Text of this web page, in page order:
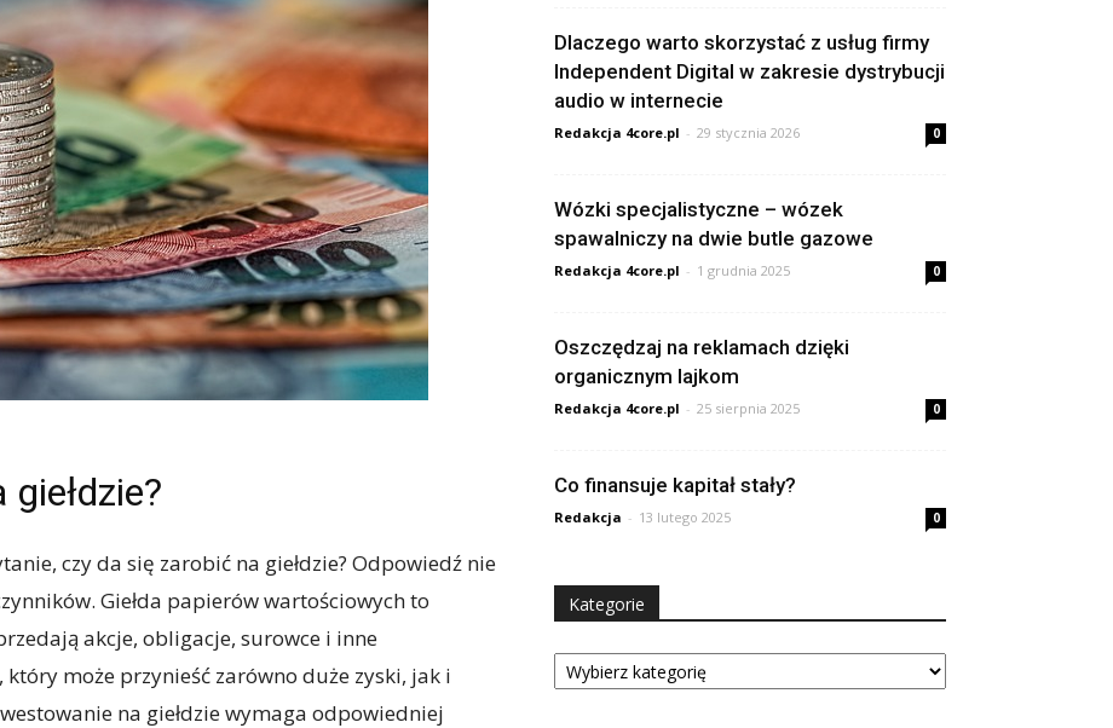
czy da się zarobić na giełdzie? Odpowiedź nie
Giełda papierów wartościowych to
akcje, obligacje, surowce i inne
może przynieść zarówno duże zyski, jak i
na giełdzie wymaga odpowiedniej
Dlaczego warto skorzystać z usług firmy
Independent Digital w zakresie dystrybucji
audio w internecie
Redakcja 4core.pl - 29 stycznia 2026 0
Wózki specjalistyczne – wózek
spawalniczy na dwie butle gazowe
Redakcja 4core.pl - 1 grudnia 2025 0
Oszczędzaj na reklamach dzięki
organicznym lajkom
Redakcja 4core.pl - 25 sierpnia 2025 0
Co finansuje kapitał stały?
Redakcja - 13 lutego 2025 0
Kategorie
Kategorie